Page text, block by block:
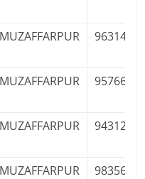
MUZAFFARPUR
MUZAFFARPUR
MUZAFFARPUR
MUZAFFARPUR